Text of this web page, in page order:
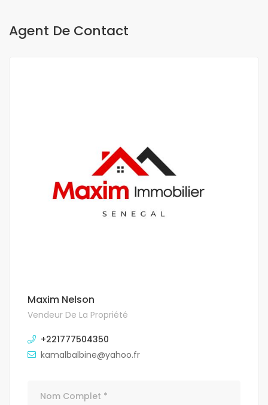
Agent De Contact
Maxim Nelson
Vendeur De La Propriété
+221777504350
kamalbalbine@yahoo.fr